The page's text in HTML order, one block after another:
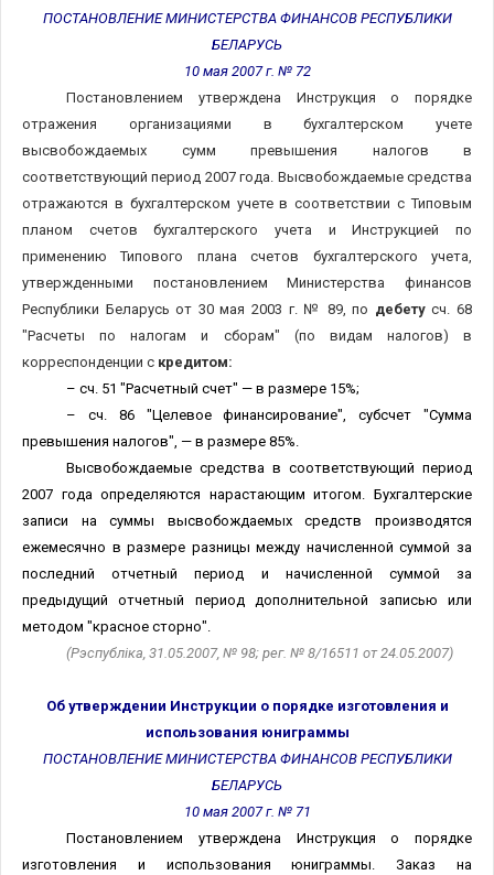
ПОСТАНОВЛЕНИЕ МИНИСТЕРСТВА ФИНАНСОВ РЕСПУБЛИКИ
БЕЛАРУСЬ
10 мая 2007 г. № 72
Постановлением утверждена Инструкция о порядке
отражения организациями в бухгалтерском учете
высвобождаемых сумм превышения налогов в
соответствующий период 2007 года. Высвобождаемые средства
отражаются в бухгалтерском учете в соответствии с Типовым
планом счетов бухгалтерского учета и Инструкцией по
применению Типового плана счетов бухгалтерского учета,
утвержденными постановлением Министерства финансов
Республики Беларусь от 30 мая 2003 г. № 89, по дебетусч. 68
"Расчеты по налогам и сборам" (по видам налогов) в
корреспонденции с кредитом:
– сч. 51 "Расчетный счет" — в размере 15%;
– сч. 86 "Целевое финансирование", субсчет "Сумма
превышения налогов", — в размере 85%.
Высвобождаемые средства в соответствующий период
2007 года определяются нарастающим итогом. Бухгалтерские
записи на суммы высвобождаемых средств производятся
ежемесячно в размере разницы между начисленной суммой за
последний отчетный период и начисленной суммой за
предыдущий отчетный период дополнительной записью или
методом "красное сторно".
(Рэспублiка, 31.05.2007, № 98; рег. № 8/16511 от 24.05.2007)
Об утверждении Инструкции о порядке изготовления и
использования юниграммы
ПОСТАНОВЛЕНИЕ МИНИСТЕРСТВА ФИНАНСОВ РЕСПУБЛИКИ
БЕЛАРУСЬ
10 мая 2007 г. № 71
Постановлением утверждена Инструкция о порядке
изготовления и использования юниграммы. Заказ на